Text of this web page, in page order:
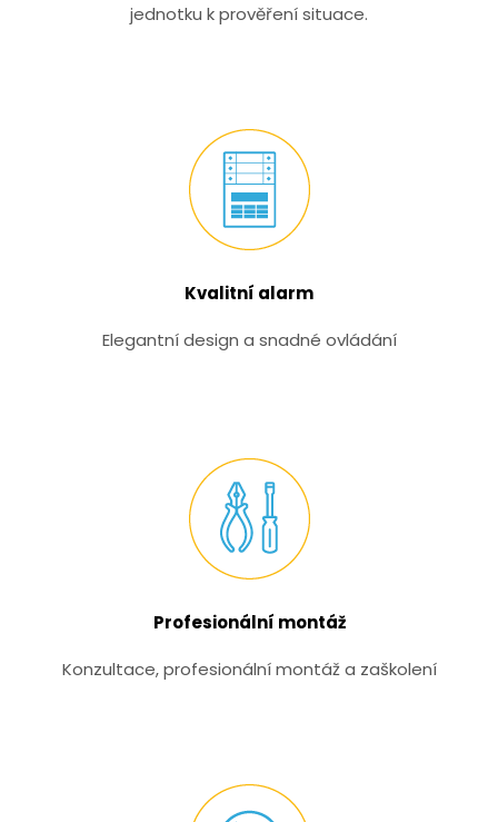
jednotku k prověření situace.
Kvalitní alarm
Elegantní design a snadné ovládání
Profesionální montáž
Konzultace, profesionální montáž a zaškolení